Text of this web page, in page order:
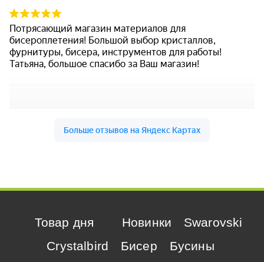
Товар дня Новинки
Swarovski
Crystalbird
Бисер
Бусины